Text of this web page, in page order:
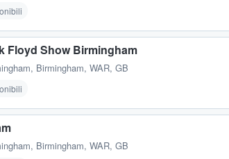
Floyd Show Birmingham
, Birmingham, WAR, GB
, Birmingham, WAR, GB